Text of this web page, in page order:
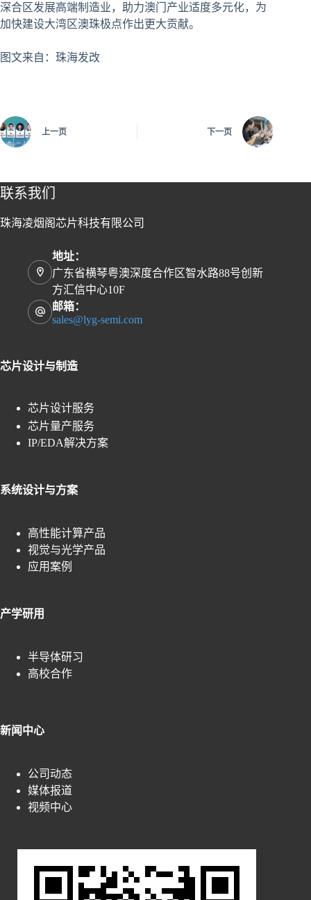
深合区发展高端制造业，助力澳门产业适度多元化，为
加快建设大湾区澳珠极点作出更大贡献。
图文来自：珠海发改
上一页 下一页
联系我们
珠海凌烟阁芯片科技有限公司
地址：
广东省横琴粤澳深度合作区智水路88号创新
方汇信中心10F
邮箱：
sales@lyg-semi.com
芯片设计与制造
芯片设计服务
芯片量产服务
IP/EDA解决方案
系统设计与方案
高性能计算产品
视觉与光学产品
应用案例
产学研用
半导体研习
高校合作
新闻中心
公司动态
媒体报道
视频中心